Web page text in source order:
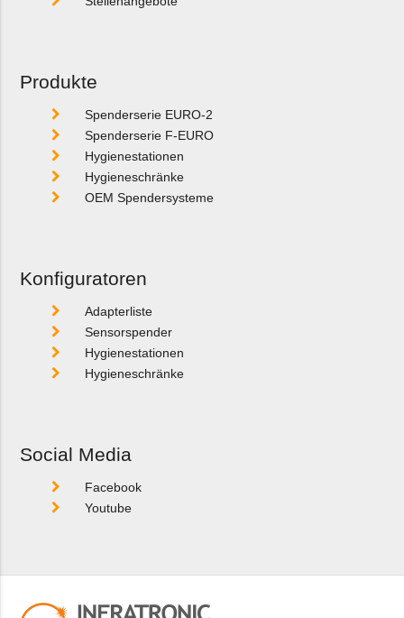
Produkte
Spenderserie EURO-2
Spenderserie F-EURO
Hygienestationen
Hygieneschränke
OEM Spendersysteme
Konfiguratoren
Adapterliste
Sensorspender
Hygienestationen
Hygieneschränke
Social Media
Facebook
Youtube